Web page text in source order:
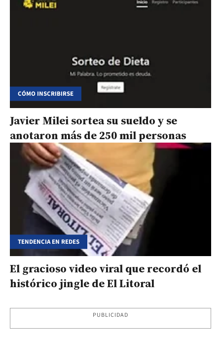
CÓMO INSCRIBIRSE
Javier Milei sortea su sueldo y se
anotaron más de 250 mil personas
TENDENCIA EN REDES
El gracioso video viral que recordó el
histórico jingle de El Litoral
PUBLICIDAD